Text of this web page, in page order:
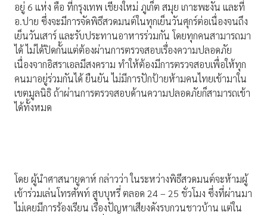
อยู่ 6 แห่ง คือ ที่กรุงเทพ เชียงใหม่ ภูเก็ต สมุย เกาะพะงัน และที่
อ.ปาย ซึ่งจะมีการจัดพิธีสวดมนต์ในทุกเย็นวันศุกร์ต่อเนื่องจนถึง
เย็นวันเสาร์ และรับประทานอาหารร่วมกัน โดยทุกคนสามารถมา
ได้ ไม่ได้ปิดกั้นแต่ต้องผ่านการตรวจสอบเรื่องความปลอดภัย
เนื่องจากอิสราเอลมีสงคราม ทำให้ต้องมีการตรวจสอบเพื่อให้ทุก
คนมาอยู่ร่วมกันได้ ยืนยัน ไม่มีการปักป้ายห้ามคนไทยเข้ามาใน
เขตมูลนิธิ ถ้าผ่านการตรวจสอบด้านความปลอดภัยก็สามารถเข้า
ได้ทั้งหมด
โดย ผู้นำศาสนายูดาห์ กล่าวว่า ในระหว่างพิธีสวดมนต์จะห้ามผู้
เข้าร่วมเล่นโทรศัพท์ สูบบุหรี่ ตลอด 24 – 25 ชั่วโมง ซึ่งที่ผ่านมา
ไม่เคยมีการร้องเรียน เรื่องปัญหาเสียงดังรบกวนชาวบ้าน แต่ใน